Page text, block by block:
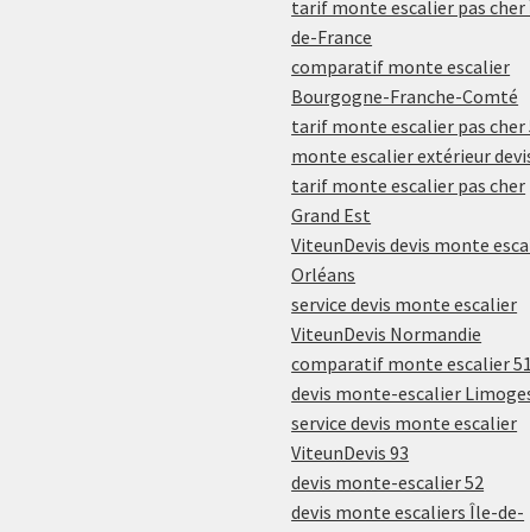
tarif monte escalier pas cher
de-France
comparatif monte escalier
Bourgogne-Franche-Comté
tarif monte escalier pas cher
monte escalier extérieur
tarif monte escalier pas cher
Grand Est
ViteunDevis devis monte
Orléans
service devis monte escalier
ViteunDevis Normandie
comparatif monte escalier 51
devis monte-escalier
service devis monte escalier
ViteunDevis 93
devis monte-escalier 52
devis monte escaliers Île-de-